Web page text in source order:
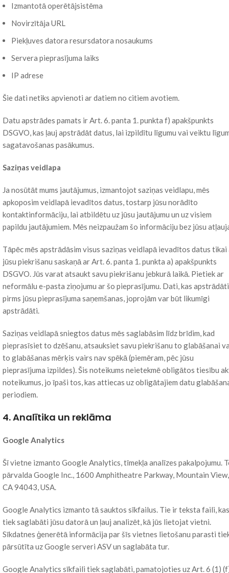
Izmantotā operētājsistēma
Novirzītāja URL
Piekļuves datora resursdatora nosaukums
Servera pieprasījuma laiks
IP adrese
Šie dati netiks apvienoti ar datiem no citiem avotiem.
Datu apstrādes pamats ir Art. 6. panta 1. punkta f) apakšpunkts
DSGVO, kas ļauj apstrādāt datus, lai izpildītu līgumu vai veiktu
sagatavošanas pasākumus.
Saziņas veidlapa
Ja nosūtāt mums jautājumus, izmantojot saziņas veidlapu, mēs
apkoposim veidlapā ievadītos datus, tostarp jūsu norādīto
kontaktinformāciju, lai atbildētu uz jūsu jautājumu un uz visiem
papildu jautājumiem. Mēs neizpaužam šo informāciju bez jūsu
Tāpēc mēs apstrādāsim visus saziņas veidlapā ievadītos datus tikai
jūsu piekrišanu saskaņā ar Art. 6. panta 1. punkta a) apakšpunkts
DSGVO. Jūs varat atsaukt savu piekrišanu jebkurā laikā. Pietiek ar
neformālu e-pasta ziņojumu ar šo pieprasījumu. Dati, kas apstrādāti
pirms jūsu pieprasījuma saņemšanas, joprojām var būt likumīgi
apstrādāti.
Saziņas veidlapā sniegtos datus mēs saglabāsim līdz brīdim, kad
pieprasīsiet to dzēšanu, atsauksiet savu piekrišanu to glabāšanai
to glabāšanas mērķis vairs nav spēkā (piemēram, pēc jūsu
pieprasījuma izpildes). Šis noteikums neietekmē obligātos tiesību
noteikumus, jo īpaši tos, kas attiecas uz obligātajiem datu
periodiem.
4. Analītika un reklāma
Google Analytics
Šī vietne izmanto Google Analytics, tīmekļa analīzes pakalpojumu.
pārvalda Google Inc., 1600 Amphitheatre Parkway, Mountain View,
CA 94043, USA.
Google Analytics izmanto tā sauktos sīkfailus. Tie ir teksta faili, kas
tiek saglabāti jūsu datorā un ļauj analizēt, kā jūs lietojat vietni.
Sīkdatnes ģenerētā informācija par šīs vietnes lietošanu parasti
pārsūtīta uz Google serveri ASV un saglabāta tur.
Google Analytics sīkfaili tiek saglabāti, pamatojoties uz Art. 6 (1)